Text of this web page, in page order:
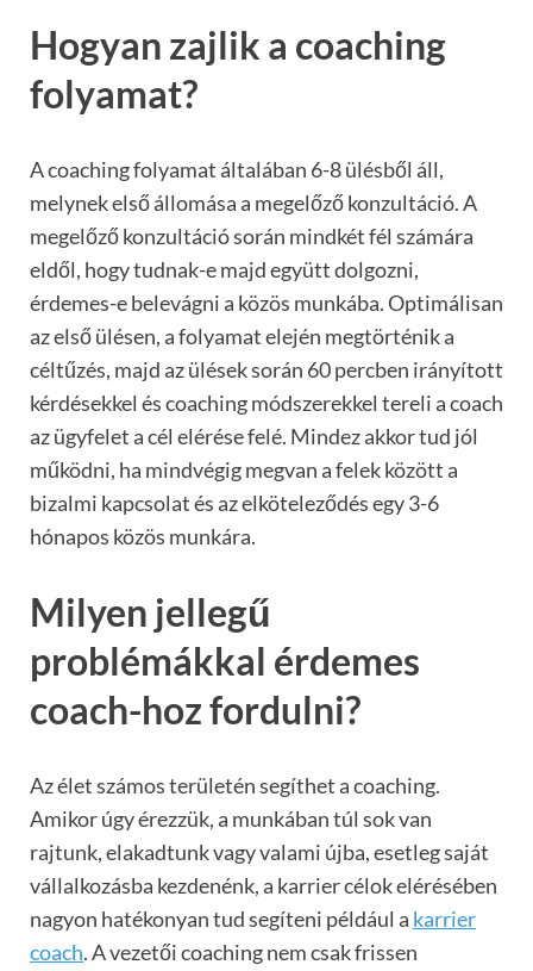
Hogyan zajlik a coaching
folyamat?
A coaching folyamat általában 6-8 ülésből áll,
melynek első állomása a megelőző konzultáció. A
megelőző konzultáció során mindkét fél számára
eldől, hogy tudnak-e majd együtt dolgozni,
érdemes-e belevágni a közös munkába. Optimálisan
az első ülésen, a folyamat elején megtörténik a
céltűzés, majd az ülések során 60 percben irányított
kérdésekkel és coaching módszerekkel tereli a coach
az ügyfelet a cél elérése felé. Mindez akkor tud jól
működni, ha mindvégig megvan a felek között a
bizalmi kapcsolat és az elköteleződés egy 3-6
hónapos közös munkára.
Milyen jellegű
problémákkal érdemes
coach-hoz fordulni?
Az élet számos területén segíthet a coaching.
Amikor úgyérezzük, a munkában túl sok van
rajtunk, elakadtunk vagy valami újba, esetleg saját
vállalkozásba kezdenénk, a karrier célok elérésében
nagyon hatékonyan tud segíteni például a karrier
coach. A vezetői coaching nem csak frissen